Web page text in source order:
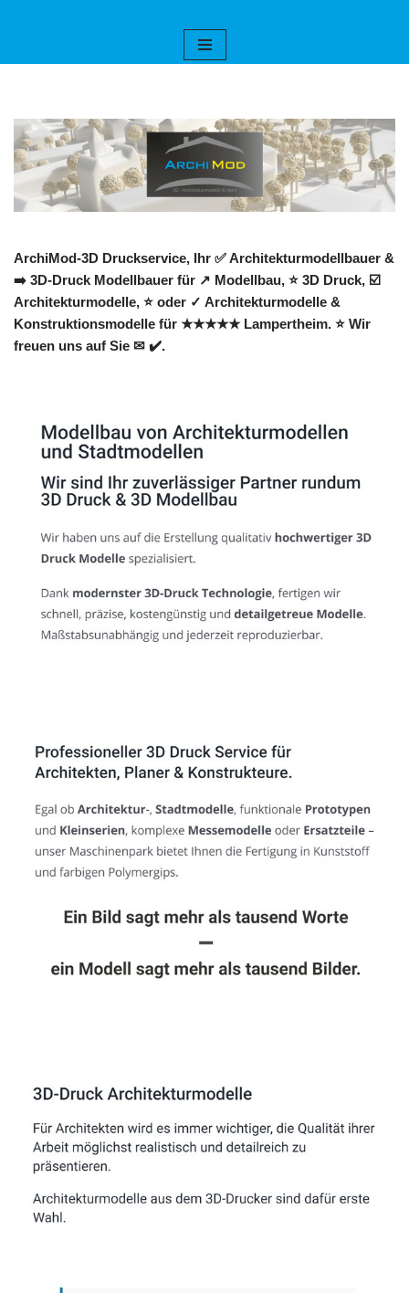
ArchiMod-3D Druckservice, Ihr ✅ Architekturmodellbauer &
➡️ 3D-Druck Modellbauer für ↗️ Modellbau, ⭐ 3D Druck, ☑️
Architekturmodelle, ⭐ oder ✓ Architekturmodelle &
Konstruktionsmodelle für ★★★★★ Lampertheim. ⭐ Wir
freuen uns auf Sie ✉ ✔️.